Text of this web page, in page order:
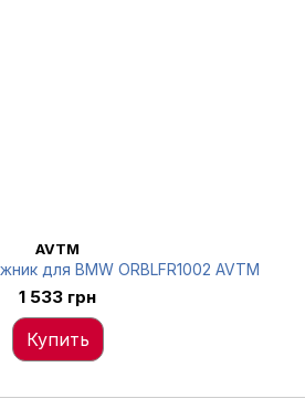
AVTM
для BMW ORBLFR1002 AVTM
1 533 грн
Купить